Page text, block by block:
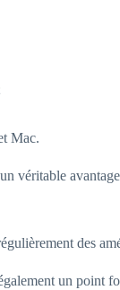
Mac.
véritable
des
un point